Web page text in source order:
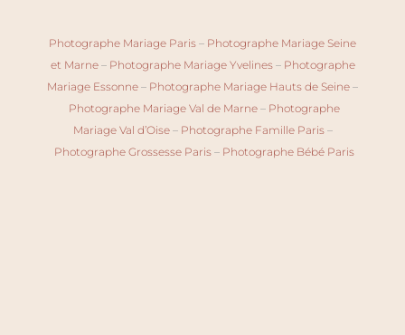
Photographe Mariage Paris – Photographe Mariage Seine
et Marne– Photographe Mariage Yvelines– Photographe
Mariage Essonne – Photographe Mariage Hauts de Seine –
Photographe Mariage Val de Marne– Photographe
Mariage Val d’Oise– Photographe Famille Paris–
Photographe Grossesse Paris– Photographe Bébé Paris